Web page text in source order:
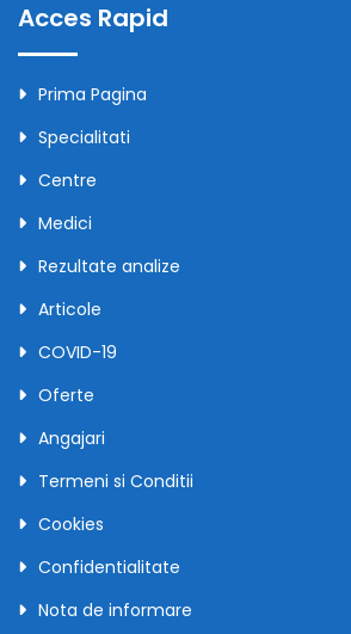
Acces Rapid
Prima Pagina
Specialitati
Centre
Medici
Rezultate analize
Articole
COVID-19
Oferte
Angajari
Termeni si Conditii
Cookies
Confidentialitate
Nota de informare